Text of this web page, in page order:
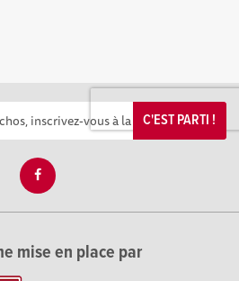
C'EST PARTI !
mise en place par